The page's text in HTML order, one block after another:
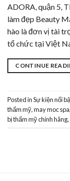
ADORA, quận 5,
làm đẹp Beauty
hào là đơn vị tài
tổ chức tại Việt
CONTINUE
Posted inSự kiện nổi
thẩm mỹ,may moc spa,
bị thẩm mỹ chính hãng,